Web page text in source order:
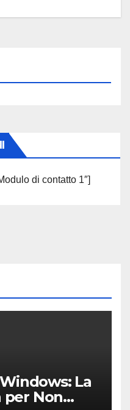
di contatto 1″]
La
per Non